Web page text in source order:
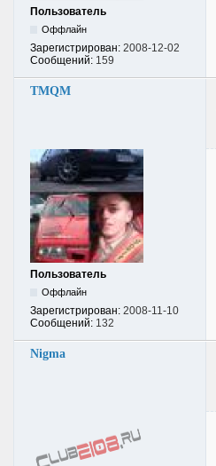
Пользователь
Оффлайн
Зарегистрирован: 2008-12-02
Сообщений: 159
TMQM
Пользователь
Оффлайн
Зарегистрирован: 2008-11-10
Сообщений: 132
Nigma